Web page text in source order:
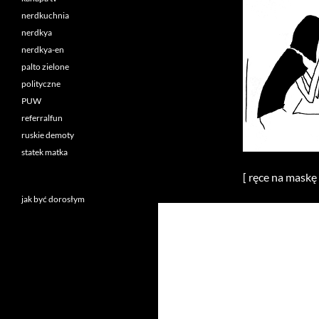
[ ręce na maskę
nerdkuchnia
nerdkya
nerdkya-en
palto zielone
polityczne
PUW
referralfun
ruskie demoty
statek matka
jak być dorosłym